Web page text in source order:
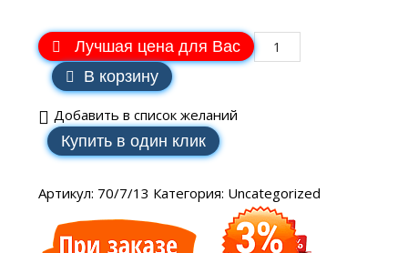
Лучшая цена для Вас
В корзину
Добавить в список желаний
Купить в один клик
Артикул: 70/7/13 Категория: Uncategorized